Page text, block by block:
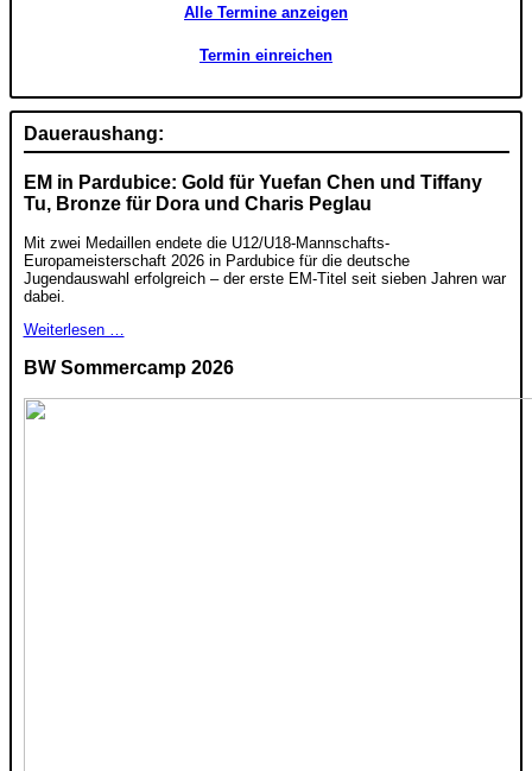
Alle Termine anzeigen
Termin einreichen
Daueraushang:
EM in Pardubice: Gold für Yuefan Chen und Tiffany
Tu, Bronze für Dora und Charis Peglau
Mit zwei Medaillen endete die U12/U18-Mannschafts-
Europameisterschaft 2026 in Pardubice für die deutsche
Jugendauswahl erfolgreich – der erste EM-Titel seit sieben Jahren war
dabei.
Weiterlesen …
BW Sommercamp 2026